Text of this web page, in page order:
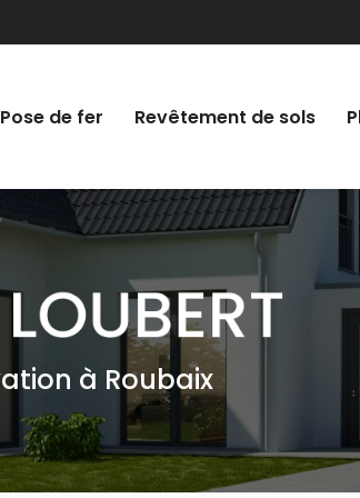
Pose de fer Revêtement de sols
à Roubaix